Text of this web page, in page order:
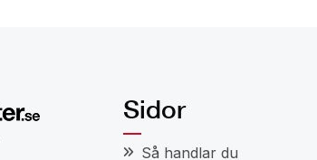
Sidor
Så handlar du